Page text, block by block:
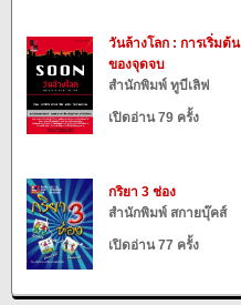
วันล้างโลก : การเริ่มต้น
ของจุดจบ
สำนักพิมพ์ ทูบีเลิฟ
เปิดอ่าน 79 ครั้ง
กริยา 3 ช่อง
สำนักพิมพ์ สกายบุ๊คส์
เปิดอ่าน 77 ครั้ง